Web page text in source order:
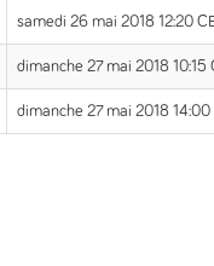
samedi 26 mai 2018 12:20
dimanche 27 mai 2018 10:15
dimanche 27 mai 2018 14:00